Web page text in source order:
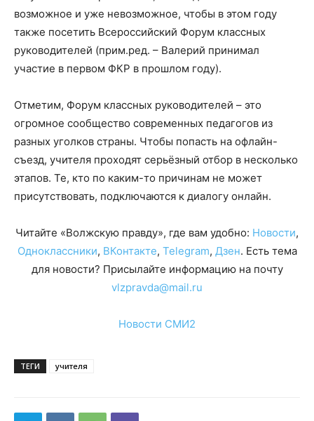
возможное и уже невозможное, чтобы в этом году
также посетить Всероссийский Форум классных
руководителей (прим.ред. – Валерий принимал
участие в первом ФКР в прошлом году).
Отметим, Форум классных руководителей – это
огромное сообщество современных педагогов из
разных уголков страны. Чтобы попасть на офлайн-
съезд, учителя проходят серьёзный отбор в несколько
этапов. Те, кто по каким-то причинам не может
присутствовать, подключаются к диалогу онлайн.
Читайте «Волжскую правду», где вам удобно: Новости,
Одноклассники, ВКонтакте, Telegram, Дзен. Есть тема
для новости? Присылайте информацию на почту
vlzpravda@mail.ru
Новости СМИ2
ТЕГИ учителя